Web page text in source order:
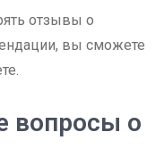
отзывы о
вы сможете
вопросы о